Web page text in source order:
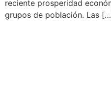
reciente prosperidad
grupos de población. Las